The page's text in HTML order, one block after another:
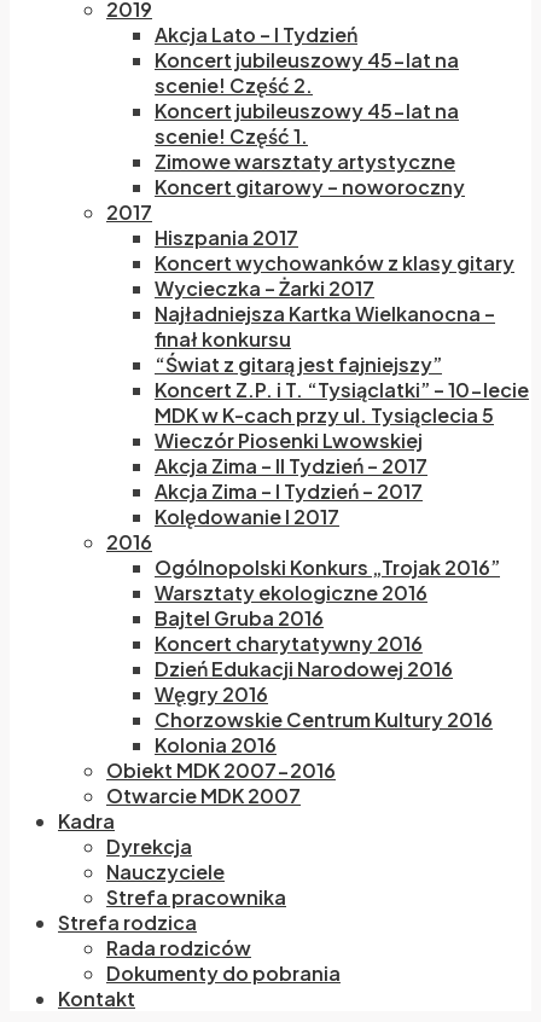
2019
Akcja Lato – I Tydzień
Koncert jubileuszowy 45-lat na
scenie! Część 2.
Koncert jubileuszowy 45-lat na
scenie! Część 1.
Zimowe warsztaty artystyczne
Koncert gitarowy – noworoczny
2017
Hiszpania 2017
Koncert wychowanków z klasy gitary
Wycieczka – Żarki 2017
Najładniejsza Kartka Wielkanocna –
finał konkursu
“Świat z gitarą jest fajniejszy”
Koncert Z.P. i T. “Tysiąclatki” – 10-lecie
MDK w K-cach przy ul. Tysiąclecia 5
Wieczór Piosenki Lwowskiej
Akcja Zima – II Tydzień – 2017
Akcja Zima – I Tydzień – 2017
Kolędowanie I 2017
2016
Ogólnopolski Konkurs „Trojak 2016”
Warsztaty ekologiczne 2016
Bajtel Gruba 2016
Koncert charytatywny 2016
Dzień Edukacji Narodowej 2016
Węgry 2016
Chorzowskie Centrum Kultury 2016
Kolonia 2016
Obiekt MDK 2007-2016
Otwarcie MDK 2007
Kadra
Dyrekcja
Nauczyciele
Strefa pracownika
Strefa rodzica
Rada rodziców
Dokumenty do pobrania
Kontakt